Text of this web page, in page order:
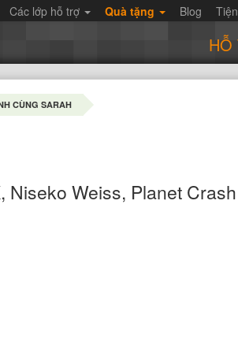
Các lớp hỗ trợ Quà tặng Blog
HỖ
CÙNG SARAH
Niseko Weiss, Planet